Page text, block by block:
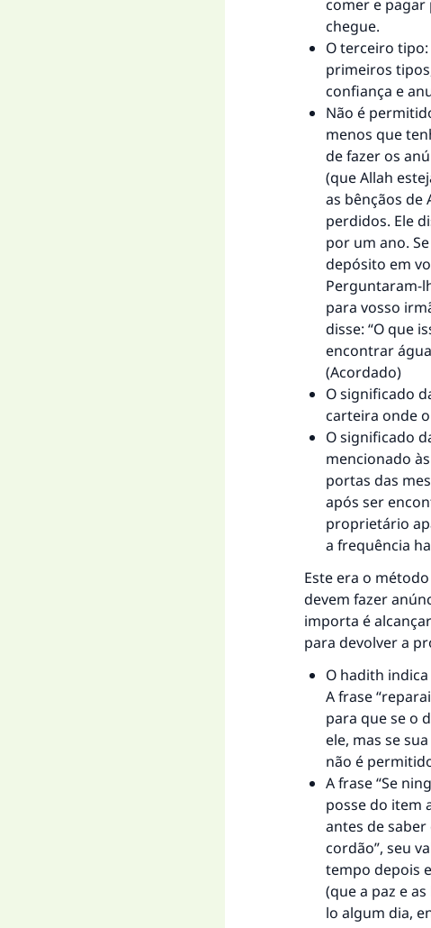
comer e
chegue.
O terceiro
primeiros
confiança e
Não é
menos que
de fazer os
(que Allah
as bênçãos de
perdidos. Ele
por um ano.
depósito em
Perguntaram-
para vosso
disse: “O que
encontrar
(Acordado)
O significado
carteira onde
O significado
mencionado
portas das
após ser
proprietário
a frequência
Este era o
devem fazer
importa é
para devolver a
O hadith
A frase
para que se o
ele, mas se
não é
A frase “Se
posse do item
antes de saber
cordão”, seu
tempo depois
(que a paz e
lo algum dia,